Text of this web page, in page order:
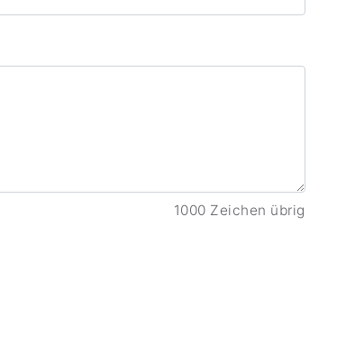
1000 Zeichen übrig